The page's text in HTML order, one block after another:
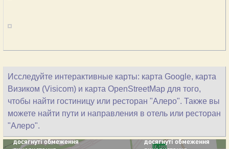
Исследуйте интерактивные карты: карта Google, карта
Визиком (Visicom) и карта OpenStreetMap для того,
чтобы найти гостиницу или ресторан "Алеро". Также вы
можете найти пути и направления в отель или ресторан
"Алеро".